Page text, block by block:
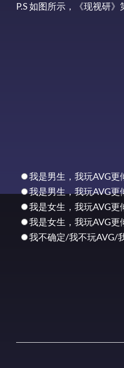
P.S 如图所示，《现视研
我是男生，我玩AVG更
我是男生，我玩AVG
我是女生，我玩AVG更
我是女生，我玩AVG更
我不确定/我不玩AVG/